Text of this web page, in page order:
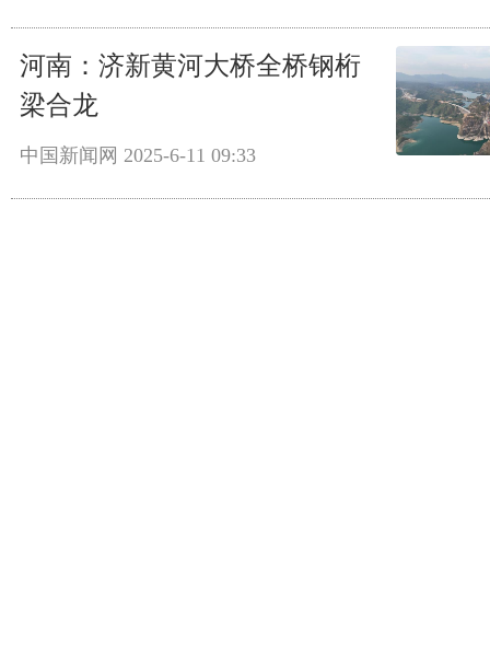
河南：济新黄河大桥全桥钢桁
梁合龙
中国新闻网 2025-6-11 09:33